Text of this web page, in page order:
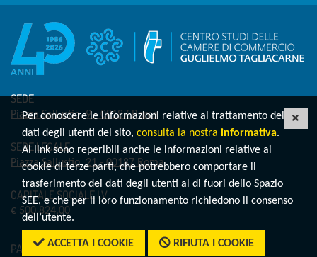
SEDE
Piazza Sallustio, 9 - 00187 Roma
SEDE LEGALE
Piazza Sallustio, 21 - 00187 Roma
CAPITALE SOCIALE I.V.
€ 500.824,00
PARTITA IVA
Per conoscere le informazioni relative al trattamento dei
dati degli utenti del sito, consulta la nostra informativa.
Al link sono reperibili anche le informazioni relative ai
cookie di terze parti, che potrebbero comportare il
trasferimento dei dati degli utenti al di fuori dello Spazio
SEE, e che per il loro funzionamento richiedono il consenso
dell’utente.
ACCETTA I COOKIE RIFIUTA I COOKIE